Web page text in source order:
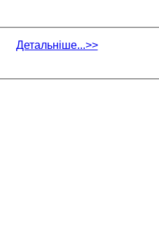
Детальніше...>>